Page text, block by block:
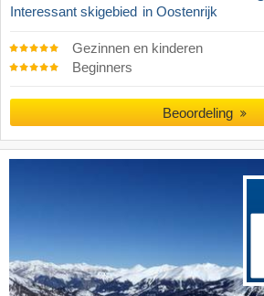
Interessant skigebied in Oostenrijk
Gezinnen en kinderen
Beginners
Beoordeling